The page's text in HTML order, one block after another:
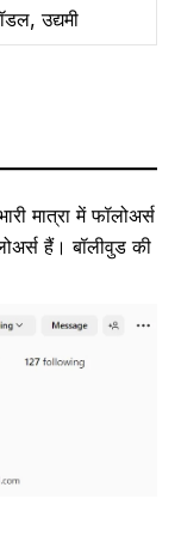
उद्यमी
मात्रा में फॉलोअर्स
हैं। बॉलीवुड की